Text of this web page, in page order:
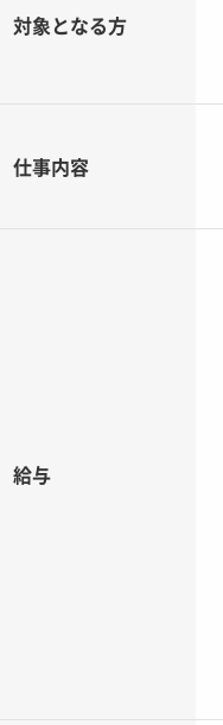
対象となる方
仕事内容
給与